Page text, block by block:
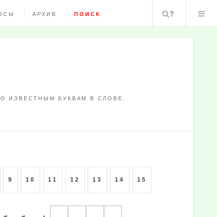
АРХИВ ПОИСК Поиск
ИЗВЕСТНЫМ БУКВАМ В СЛОВЕ.
9 10 11 12 13 14 15